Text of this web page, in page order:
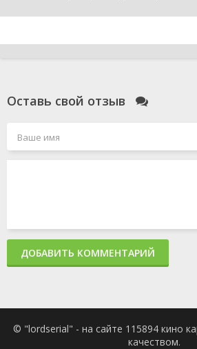
Оставь свой отзыв
ДОБАВИТЬ КОММЕНТАРИЙ
© "lordserial" - на сайте 115894 кино
качеством.